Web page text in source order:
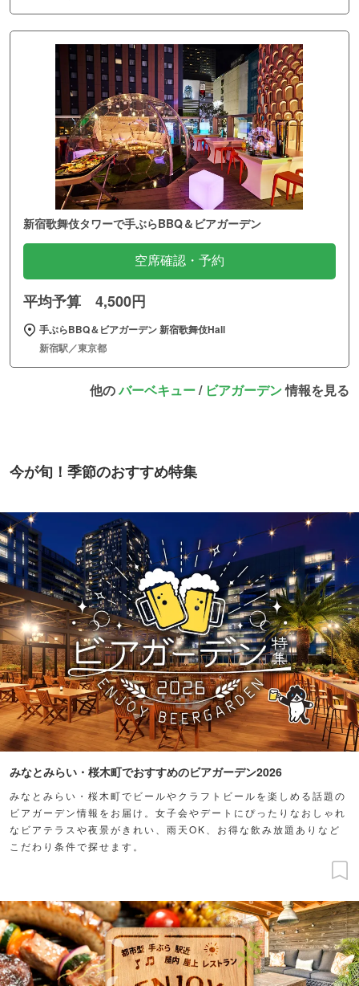
新宿歌舞伎タワーで手ぶらBBQ＆ビアガーデン
空席確認・予約
平均予算 4,500円
手ぶらBBQ＆ビアガーデン 新宿歌舞伎Hall
新宿駅／東京都
他のバーベキュー/ ビアガーデン情報を見る
今が旬！季節のおすすめ特集
みなとみらい・桜木町でおすすめのビアガーデン2026
みなとみらい・桜木町でビールやクラフトビールを楽しめる話題の
ビアガーデン情報をお届け。女子会やデートにぴったりなおしゃれ
なビアテラスや夜景がきれい、雨天OK、お得な飲み放題ありなど
こだわり条件で探せます。